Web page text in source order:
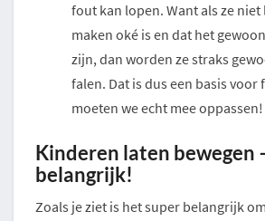
fout kan lopen. Want als ze
maken oké is en dat het
zijn, dan worden ze straks
falen. Dat is dus een basis voor
moeten we echt mee oppassen!
Kinderen laten bewegen
belangrijk!
Zoals je ziet is het super belangrijk